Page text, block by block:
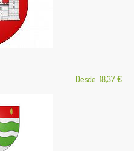
Desde: 18,37 €